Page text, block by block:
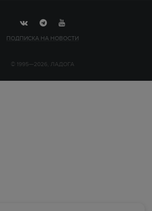
ПОДПИСКА НА НОВОСТИ
© 1995—2026, ЛАДОГА